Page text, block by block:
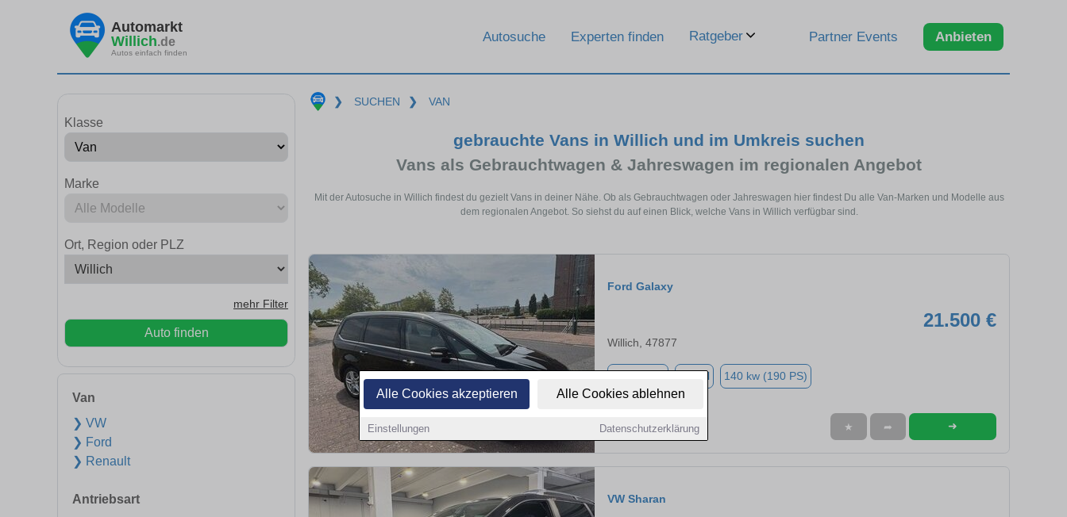
Alle Cookies akzeptieren Alle Cookies ablehnen
Einstellungen Datenschutzerklärung
Automarkt
Willich.de
Autos einfach finden
Autosuche Experten finden Ratgeber Partner Events Anbieten
Klasse
Marke
Ort, Region oder PLZ
mehr Filter
Auto finden
Van
❯ VW
❯ Ford
❯ Renault
Antriebsart
❯ SUCHEN ❯ VAN
gebrauchte Vans in Willich und im Umkreis suchen
Vans als Gebrauchtwagen & Jahreswagen im regionalen Angebot
Mit der Autosuche in Willich findest du gezielt Vans in deiner Nähe. Ob als Gebrauchtwagen oder Jahreswagen hier findest Du alle Van-Marken und Modelle aus
dem regionalen Angebot. So siehst du auf einen Blick, welche Vans in Willich verfügbar sind.
Ford Galaxy
21.500 €
Willich, 47877
Diesel 140 kw (190 PS)
★ ➦ ➜
VW Sharan